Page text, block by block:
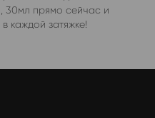
30мл прямо сейчас и
каждой затяжке!